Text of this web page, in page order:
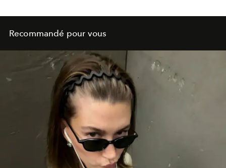
Recommandé pour vous